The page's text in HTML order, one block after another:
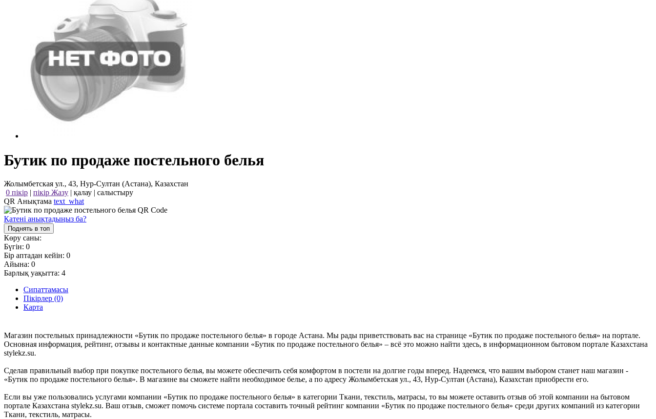
Бутик по продаже постельного белья
Жолымбетская ул., 43, Нур-Султан (Астана), Казахстан
0 пікір | пікір Жазу | қалау | салыстыру
QR Анықтама text_what
Қатені анықтадыңыз ба?
Поднять в топ
Көру саны:
Бүгін: 0
Бір аптадан кейін: 0
Айына: 0
Барлық уақытта: 4
Сипаттамасы
Пікірлер (0)
Карта
Магазин постельных принадлежности «Бутик по продаже постельного белья» в городе Астана. Мы рады приветствовать вас на странице «Бутик по продаже постельного белья» на портале.
Основная информация, рейтинг, отзывы и контактные данные компании «Бутик по продаже постельного белья» – всё это можно найти здесь, в информационном бытовом портале Казахстана
stylekz.su.
Сделав правильный выбор при покупке постельного белья, вы можете обеспечить себя комфортом в постели на долгие годы вперед. Надеемся, что вашим выбором станет наш магазин -
«Бутик по продаже постельного белья». В магазине вы сможете найти необходимое белье, а по адресу Жолымбетская ул., 43, Нур-Султан (Астана), Казахстан приобрести его.
Если вы уже пользовались услугами компании «Бутик по продаже постельного белья» в категории Ткани, текстиль, матрасы, то вы можете оставить отзыв об этой компании на бытовом
портале Казахстана stylekz.su. Ваш отзыв, сможет помочь системе портала составить точный рейтинг компании «Бутик по продаже постельного белья» среди других компаний из категории
Ткани, текстиль, матрасы.